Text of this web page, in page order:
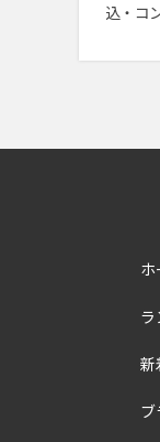
込・コ
ホ
新
ブ